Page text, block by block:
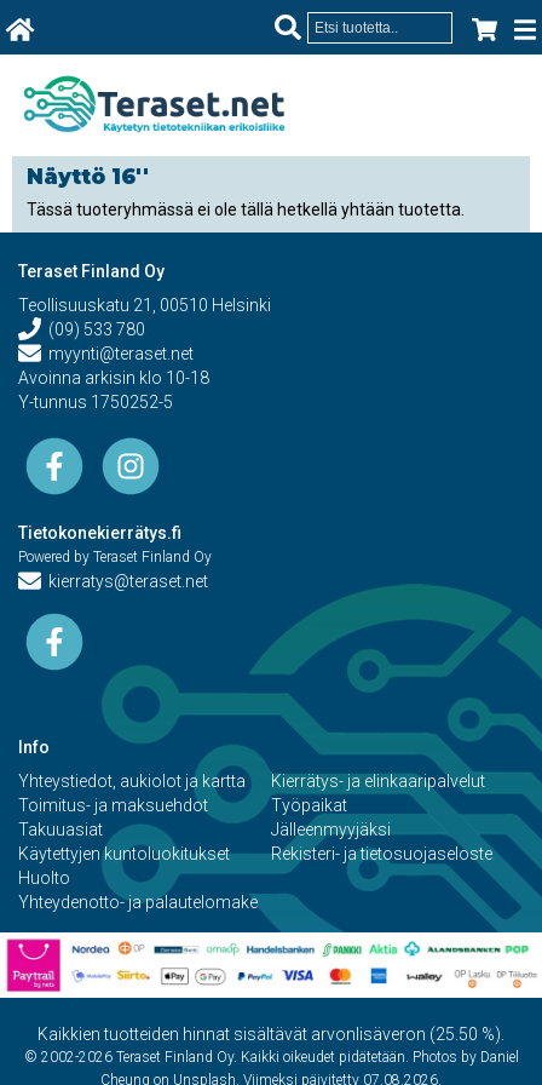
Näyttö 16''
Tässä tuoteryhmässä ei ole tällä hetkellä yhtään tuotetta.
Teraset Finland Oy
Teollisuuskatu 21, 00510 Helsinki
(09) 533 780
myynti@teraset.net
Avoinna arkisin klo 10-18
Y-tunnus 1750252-5
Tietokonekierrätys.fi
Powered by Teraset Finland Oy
kierratys@teraset.net
Info
Yhteystiedot, aukiolot ja kartta
Toimitus- ja maksuehdot
Takuuasiat
Käytettyjen kuntoluokitukset
Huolto
Yhteydenotto- ja palautelomake
Kierrätys- ja elinkaaripalvelut
Työpaikat
Jälleenmyyjäksi
Rekisteri- ja tietosuojaseloste
Kaikkien tuotteiden hinnat sisältävät arvonlisäveron (25.50 %).
© 2002-2026 Teraset Finland Oy. Kaikki oikeudet pidätetään. Photos by Daniel
Cheung on Unsplash. Viimeksi päivitetty 07.08.2026.